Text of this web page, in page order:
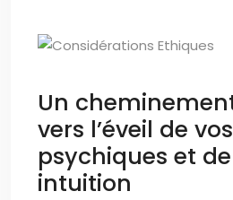
Un
vers l’éveil de
psychiques et
intuition